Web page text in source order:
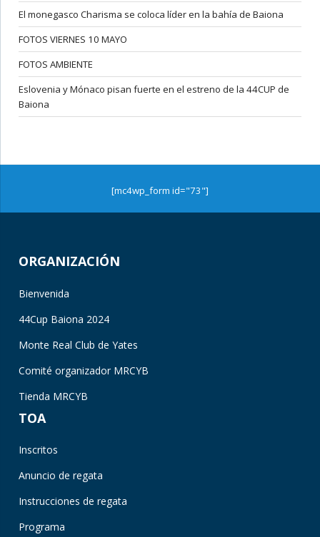
El monegasco Charisma se coloca líder en la bahía de Baiona
FOTOS VIERNES 10 MAYO
FOTOS AMBIENTE
Eslovenia y Mónaco pisan fuerte en el estreno de la 44CUP de
Baiona
[mc4wp_form id="73"]
ORGANIZACIÓN
Bienvenida
44Cup Baiona 2024
Monte Real Club de Yates
Comité organizador MRCYB
Tienda MRCYB
TOA
Inscritos
Anuncio de regata
Instrucciones de regata
Programa